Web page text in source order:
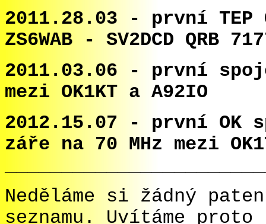
2011.28.03 - první TEP
ZS6WAB - SV2DCD QRB
2011.03.06 - první
mezi OK1KT a A92IO
2012.15.07 - první OK
záře na 70 MHz mezi
Neděláme si žádný
seznamu. Uvítáme